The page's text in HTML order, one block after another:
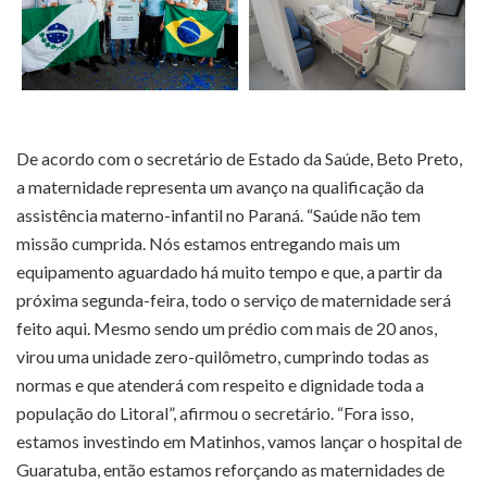
De acordo com o secretário de Estado da Saúde, Beto Preto,
a maternidade representa um avanço na qualificação da
assistência materno-infantil no Paraná. “Saúde não tem
missão cumprida. Nós estamos entregando mais um
equipamento aguardado há muito tempo e que, a partir da
próxima segunda-feira, todo o serviço de maternidade será
feito aqui. Mesmo sendo um prédio com mais de 20 anos,
virou uma unidade zero-quilômetro, cumprindo todas as
normas e que atenderá com respeito e dignidade toda a
população do Litoral”, afirmou o secretário. “Fora isso,
estamos investindo em Matinhos, vamos lançar o hospital de
Guaratuba, então estamos reforçando as maternidades de